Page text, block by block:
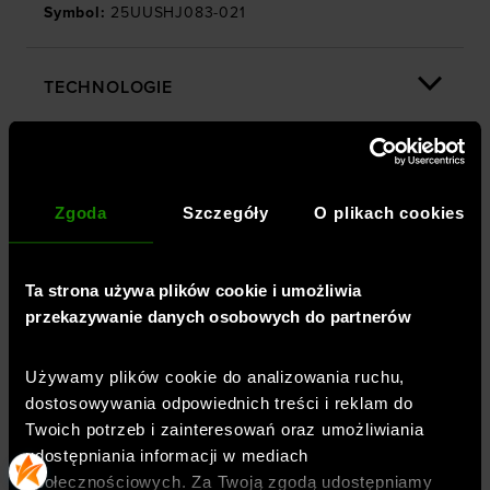
Zgoda Szczegóły O plikach cookies
Ta strona używa plików cookie i umożliwia
przekazywanie danych osobowych do partnerów
Używamy plików cookie do analizowania ruchu,
dostosowywania odpowiednich treści i reklam do
Twoich potrzeb i zainteresowań oraz umożliwiania
udostępniania informacji w mediach
społecznościowych. Za Twoją zgodą udostępniamy
Symbol: 25UUSHJ083-021
TECHNOLOGIE
DOSTAWA
ZWROTY I REKLAMACJE
BEZPIECZEŃSTWO PRODUKTU